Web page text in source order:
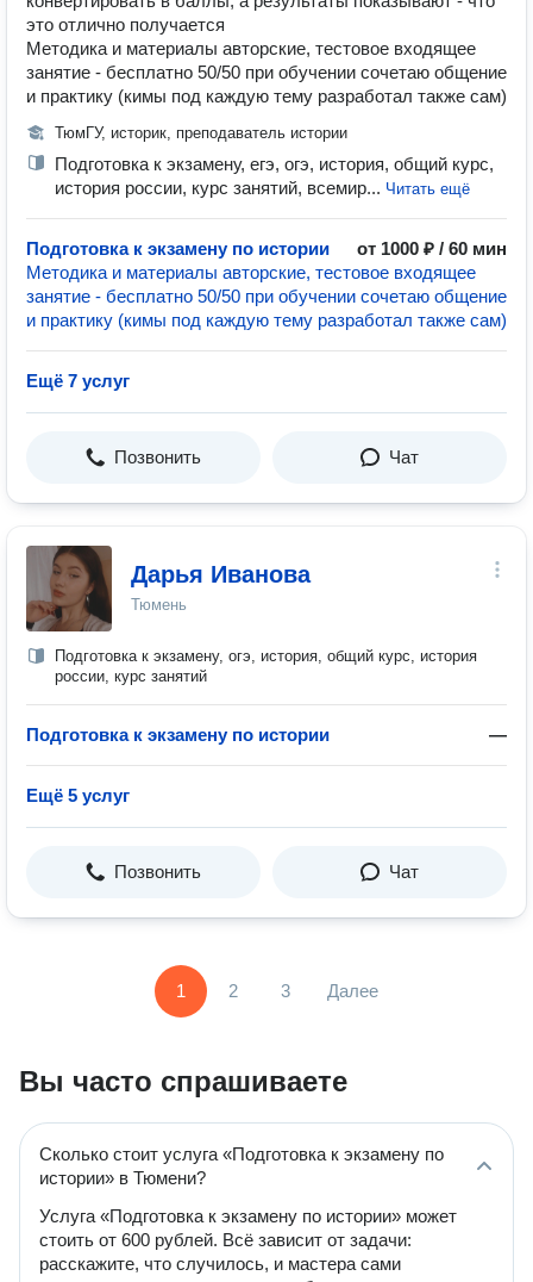
это отлично получается
Методика и материалы авторские, тестовое входящее
занятие - бесплатно 50/50 при обучении сочетаю общение
и практику (кимы под каждую тему разработал также сам)
ТюмГУ, историк, преподаватель истории
Подготовка к экзамену, егэ, огэ, история, общий курс,
история россии, курс занятий, всемир... Читать ещё
Подготовка к экзамену по истории
от 1000 ₽ / 60 мин
Методика и материалы авторские, тестовое входящее
занятие - бесплатно 50/50 при обучении сочетаю общение
и практику (кимы под каждую тему разработал также сам)
Ещё 7 услуг
Позвонить Чат
Дарья Иванова
Тюмень
Подготовка к экзамену, огэ, история, общий курс, история
россии, курс занятий
Подготовка к экзамену по истории —
Ещё 5 услуг
Позвонить Чат
1 2 3 Далее
Вы часто спрашиваете
Сколько стоит услуга «Подготовка к экзамену по
истории» в Тюмени?
Услуга «Подготовка к экзамену по истории» может
стоить от 600 рублей. Всё зависит от задачи:
расскажите, что случилось, и мастера сами